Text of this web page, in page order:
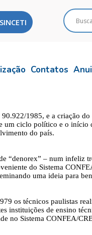
Contatos
1985, e a criação
um ciclo político e o início
do país.
“denorex” – num infeliz
do Sistema
uma ideia para
os técnicos paulistas
instituições de ensino
no Sistema CONFEA/